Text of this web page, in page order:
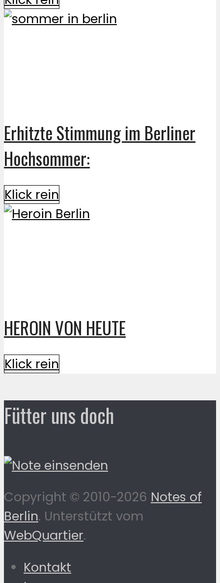
Erhitzte Stimmung im Berliner
Hochsommer:
Klick rein
HEROIN VON HEUTE
Klick rein
Fütter uns doch
Copyright © 2010-2026 Notes of
Berlin. Unterstützt vom
WebQuartier.
Kontakt